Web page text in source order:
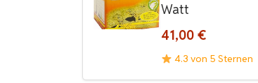
Watt
41,00 €
4.3 von 5 Sternen